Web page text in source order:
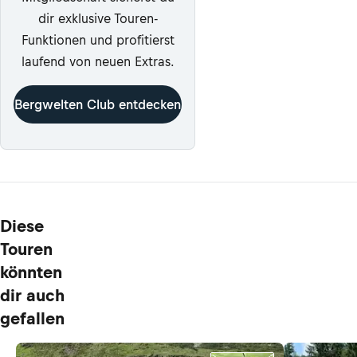
dir exklusive Touren-
Funktionen und profitierst
laufend von neuen Extras.
Bergwelten Club entdecken
Diese
Touren
könnten
dir auch
gefallen